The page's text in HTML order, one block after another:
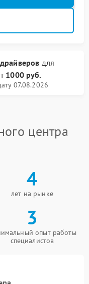
для
1000 руб.
07.08.2026
центра
4
лет на рынке
3
опыт работы
специалистов